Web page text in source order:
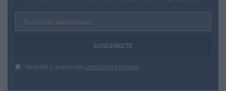
Tu correo electrónico...
He leído y acepto las condiciones legales